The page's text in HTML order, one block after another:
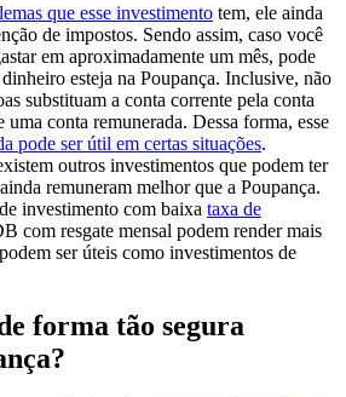
que esse investimento tem, ele ainda
de impostos. Sendo assim, caso você
em aproximadamente um mês, pode
dinheiro esteja na Poupança. Inclusive, não
substituam a conta corrente pela conta
uma conta remunerada. Dessa forma, esse
pode ser útil em certas situações.
outros investimentos que podem ter
remuneram melhor que a Poupança.
investimento com baixa taxa de
com resgate mensal podem render mais
ser úteis como investimentos de
forma tão segura